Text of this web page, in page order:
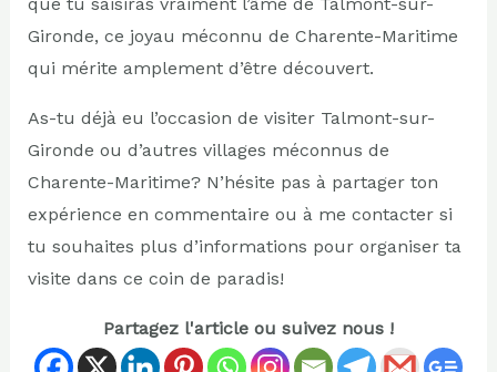
Gironde, ce joyau méconnu de Charente-Maritime
qui mérite amplement d’être découvert.
As-tu déjà eu l’occasion de visiter Talmont-sur-
Gironde ou d’autres villages méconnus de
Charente-Maritime? N’hésite pas à partager ton
expérience en commentaire ou à me contacter si
tu souhaites plus d’informations pour organiser ta
visite dans ce coin de paradis!
Partagez l'article ou suivez nous !